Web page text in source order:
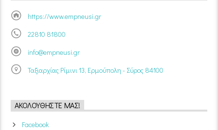
https://www.empneusi.gr
22810 81800
info@empneusi.gr
Ταξιαρχίας Ρίμινι 13, Ερμούπολη - Σύρος 84100
ΑΚΟΛΟΥΘΉΣΤΕ ΜΑΣ!
Facebook